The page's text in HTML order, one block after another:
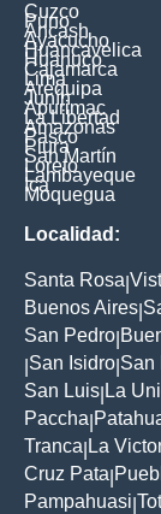
Cuzco
Puno
Ancash
Ayacucho
Huancavelica
Huanuco
Cajamarca
Lima
Arequipa
Junín
Apurimac
La Libertad
Amazonas
Pasco
Piura
San Martín
Loreto
Lambayeque
Ica
Moquegua
Localidad:
Santa Rosa
Buenos Aires
San Pedro
San Isidro San
San Luis La
Paccha
Tranca La
Cruz Pata
Pampahuasi